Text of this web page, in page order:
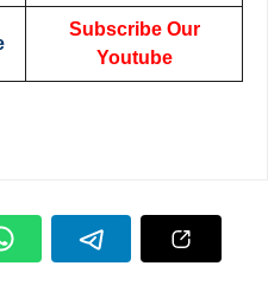
Subscribe Our
Youtube